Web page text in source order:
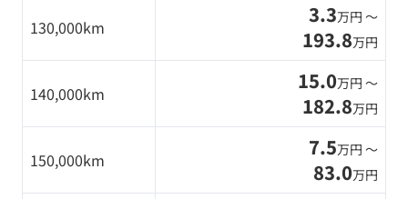
130,000km 3.3万円 〜
193.8万円
140,000km 15.0万円 〜
182.8万円
150,000km 7.5万円 〜
83.0万円